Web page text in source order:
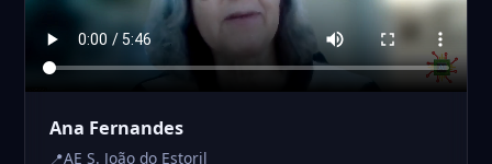
Ana Fernandes
AE S. João do Estoril